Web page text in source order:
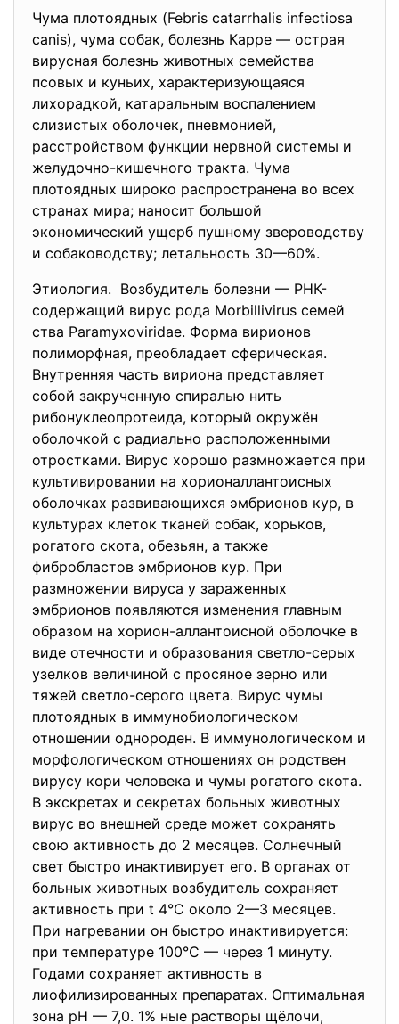
Чума плотоядных (Febris catarrhalis infectiosa
canis), чума собак, болезнь Карре — острая
вирусная болезнь животных семейства
псовых и куньих, характеризующаяся
лихорадкой, катаральным воспалением
слизистых оболочек, пневмонией,
расстройством функции нервной системы и
желудочно-кишечного тракта. Чума
плотоядных широко распространена во всех
странах мира; наносит большой
экономический ущерб пушному звероводству
и собаководству; летальность 30—60%.
Этиология. Возбудитель болезни — РНК-
содержащий вирус рода Morbillivirus семей
ства Paramyxoviridae. Форма вирионов
полиморфная, преобладает сферическая.
Внутренняя часть вириона представляет
собой закрученную спиралью нить
рибонуклеопротеида, который окружён
оболочкой с радиально расположенными
отростками. Вирус хорошо размножается при
культивировании на хорионаллантоисных
оболочках развивающихся эмбрионов кур, в
культурах клеток тканей собак, хорьков,
рогатого скота, обезьян, а также
фибробластов эмбрионов кур. При
размножении вируса у зараженных
эмбрионов появляются изменения главным
образом на хорион-аллантоисной оболочке в
виде отечности и образования светло-серых
узелков величиной с просяное зерно или
тяжей светло-серого цвета. Вирус чумы
плотоядных в иммунобиологическом
отношении однороден. В иммунологическом и
морфологическом отношениях он родствен
вирусу кори человека и чумы рогатого скота.
В экскретах и секретах больных животных
вирус во внешней среде может сохранять
свою активность до 2 месяцев. Солнечный
свет быстро инактивирует его. В органах от
больных животных возбудитель сохраняет
активность при t 4°C около 2—3 месяцев.
При нагревании он быстро инактивируется:
при температуре 100°C — через 1 минуту.
Годами сохраняет активность в
лиофилизированных препаратах. Оптимальная
зона pH — 7,0. 1% ные растворы щёлочи,